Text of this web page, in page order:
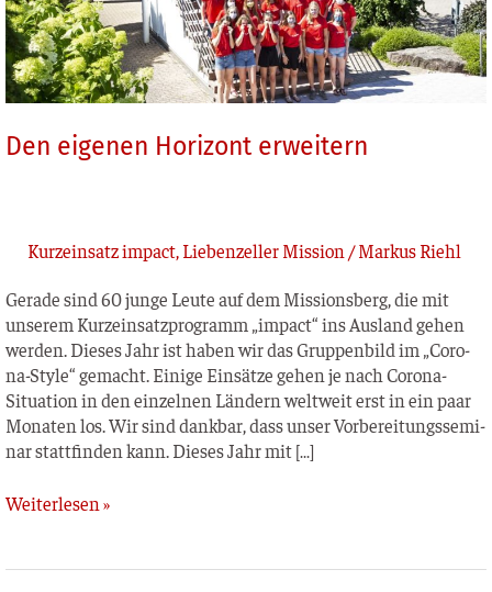
Den eigenen Horizont erweitern
Kurzeinsatz impact,Liebenzeller Mission /Markus Riehl
Gera­de sind 60 jun­ge Leu­te auf dem Mis­si­ons­berg, die mit
unse­rem Kurz­ein­satz­pro­gramm „impact“ ins Aus­land gehen
wer­den. Die­ses Jahr ist haben wir das Grup­pen­bild im „Coro­­
na-Style“ gemacht. Eini­ge Ein­sät­ze gehen je nach Coro­­na-
Situa­­ti­on in den ein­zel­nen Län­dern welt­weit erst in ein paar
Mona­ten los. Wir sind dank­bar, dass unser Vor­be­rei­tungs­se­mi­
nar statt­fin­den kann. Die­ses Jahr mit […]
Weiterlesen »